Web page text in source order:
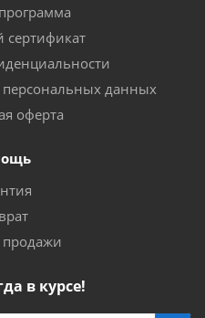
персональных данных
оферта
в курсе!